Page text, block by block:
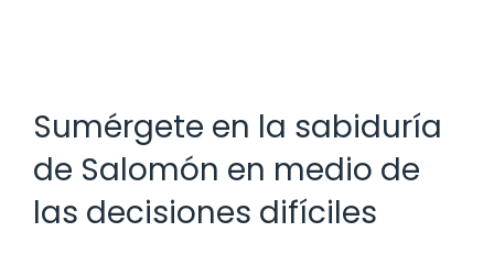
Sumérgete en la sabiduría
de Salomón en medio de
las decisiones difíciles